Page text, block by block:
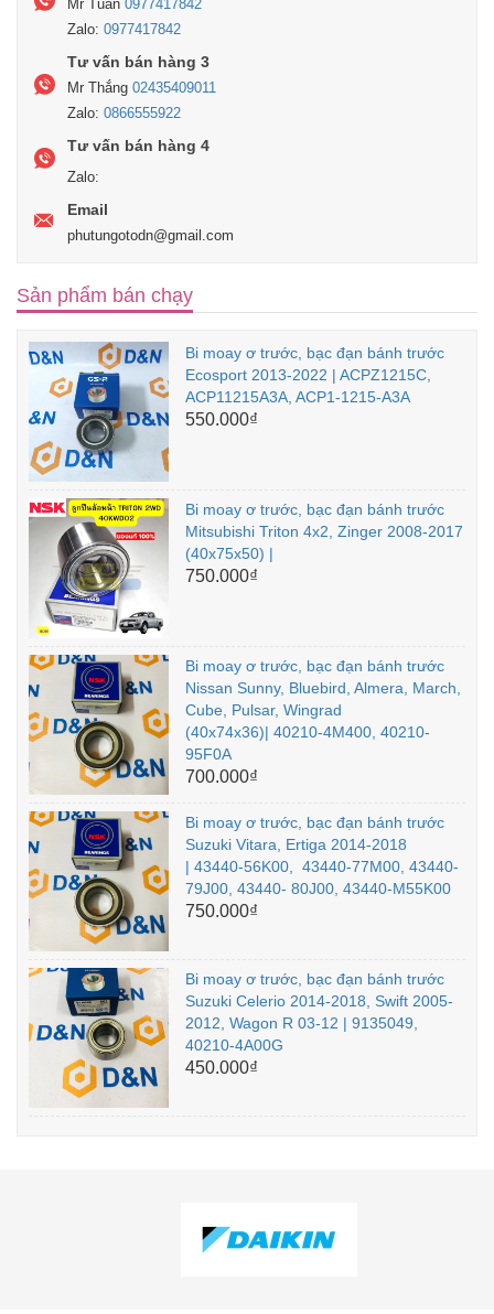
Mr Tuấn 0977417842
Zalo: 0977417842
Tư vấn bán hàng 3
Mr Thắng 02435409011
Zalo: 0866555922
Tư vấn bán hàng 4
Zalo:
Email
phutungotodn@gmail.com
Sản phẩm bán chạy
Bi moay ơ trước, bạc đạn bánh trước
Ecosport 2013-2022 | ACPZ1215C,
ACP11215A3A, ACP1-1215-A3A
550.000₫
Bi moay ơ trước, bạc đạn bánh trước
Mitsubishi Triton 4x2, Zinger 2008-2017
(40x75x50) |
750.000₫
Bi moay ơ trước, bạc đạn bánh trước
Nissan Sunny, Bluebird, Almera, March,
Cube, Pulsar, Wingrad
(40x74x36)| 40210-4M400, 40210-
95F0A
700.000₫
Bi moay ơ trước, bạc đạn bánh trước
Suzuki Vitara, Ertiga 2014-2018
| 43440-56K00, 43440-77M00, 43440-
79J00, 43440- 80J00, 43440-M55K00
750.000₫
Bi moay ơ trước, bạc đạn bánh trước
Suzuki Celerio 2014-2018, Swift 2005-
2012, Wagon R 03-12 | 9135049,
40210-4A00G
450.000₫